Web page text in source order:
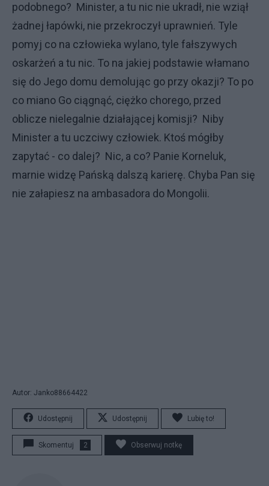
podobnego? Minister, a tu nic nie ukradł, nie wziął
żadnej łapówki, nie przekroczył uprawnień. Tyle
pomyj co na człowieka wylano, tyle fałszywych
oskarżeń a tu nic. To na jakiej podstawie włamano
się do Jego domu demolując go przy okazji? To po
co miano Go ciągnąć, ciężko chorego, przed
oblicze nielegalnie działającej komisji? Niby
Minister a tu uczciwy człowiek. Ktoś mógłby
zapytać - co dalej? Nic, a co? Panie Korneluk,
marnie widzę Pańską dalszą karierę. Chyba Pan się
nie załapiesz na ambasadora do Mongolii.
Autor: Janko88664422
Udostępnij Udostępnij Lubię to!
Skomentuj 2 Obserwuj notkę